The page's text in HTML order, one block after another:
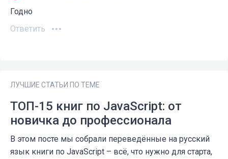
Годно
Ответить
ЛУЧШИЕ СТАТЬИ ПО ТЕМЕ
ТОП-15 книг по JavaScript: от
новичка до профессионала
В этом посте мы собрали переведённые на русский
язык книги по JavaScript – всё, что нужно для старта,